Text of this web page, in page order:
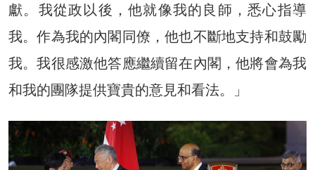
獻。我從政以後，他就像我的良師，悉心指導
我。作為我的內閣同僚，他也不斷地支持和鼓勵
我。我很感激他答應繼續留在內閣，他將會為我
和我的團隊提供寶貴的意見和看法。」